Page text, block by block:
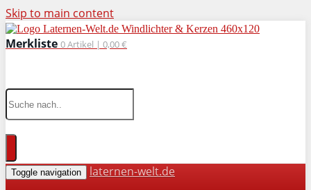
Skip to main content
Merkliste 0Artikel | 0,00 €
Toggle navigation
laternen-welt.de